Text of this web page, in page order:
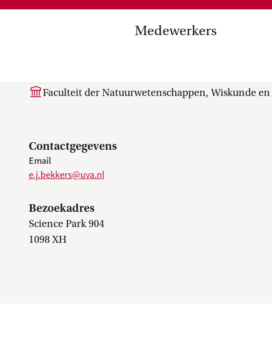
Medewerkers
projecten
Facultair strategisch plan, instellingsplan,
Wetsvoorstel Internationalisering in
Faculteit der Natuurwetenschappen, Wiskunde
Contactgegevens
Email
e.j.bekkers@uva.nl
Bezoekadres
Science Park 904
1098 XH